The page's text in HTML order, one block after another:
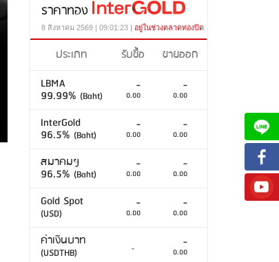
ราคาทอง
8 สิงหาคม 2569 | 09:01:23 | อยู่ในช่วงตลาดทองปิด
ประเภท รับซื้อ
ขายออก
LBMA
99.99% (Baht)
-
0.00
-
0.00
InterGold
96.5% (Baht)
-
0.00
-
0.00
สมาคมฯ
96.5% (Baht)
-
0.00
-
0.00
Gold Spot
(USD)
-
0.00
-
0.00
ค่าเงินบาท
(USDTHB) - -
0.00